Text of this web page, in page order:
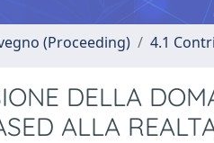
(Proceeding) 4.1
DELLA
ALLA